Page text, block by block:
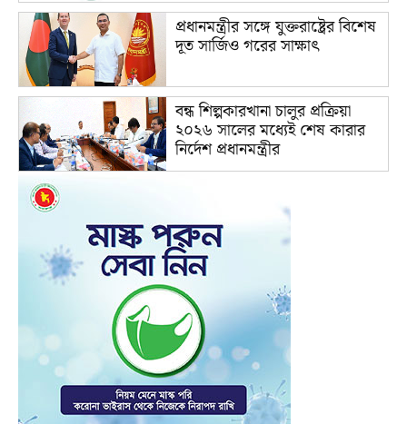
প্রধানমন্ত্রীর সঙ্গে যুক্তরাষ্ট্রের বিশেষ
দূত সার্জিও গরের সাক্ষাৎ
বন্ধ শিল্পকারখানা চালুর প্রক্রিয়া
২০২৬ সালের মধ্যেই শেষ কারার
নির্দেশ প্রধানমন্ত্রীর